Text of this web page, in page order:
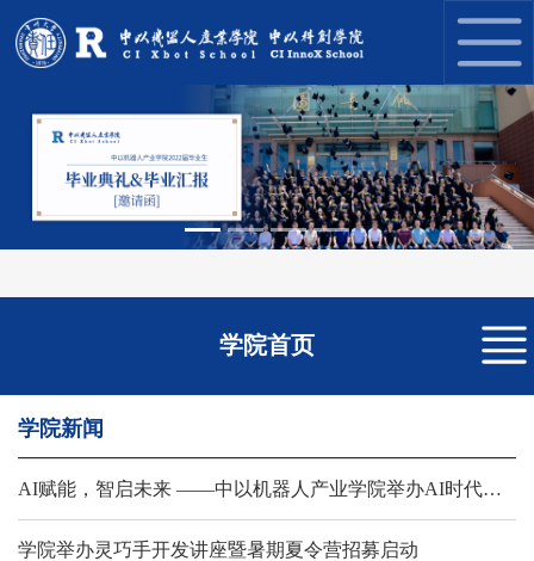
Next
学院首页
学院新闻
AI赋能，智启未来 ——中以机器人产业学院举办AI时代下大学生核心竞争力提升训练营
学院举办灵巧手开发讲座暨暑期夏令营招募启动